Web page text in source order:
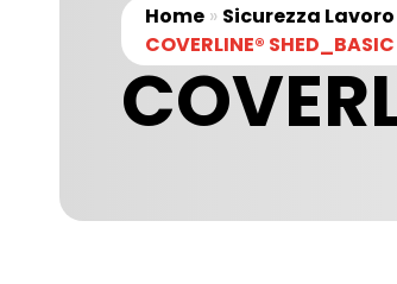
Home » Sicurezza Lavoro
COVERLINE® SHED_BASIC